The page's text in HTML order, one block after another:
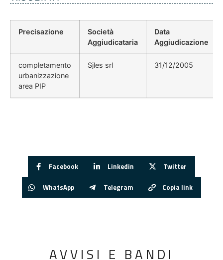
Precisazione
Società
Aggiudicataria
Data
Aggiudicazione
completamento
urbanizzazione
area PIP
Sjles srl 31/12/2005
Facebook Linkedin Twitter
WhatsApp Telegram Copia link
AVVISI E BANDI